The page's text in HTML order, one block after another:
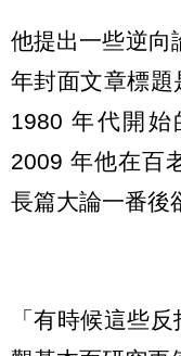
他提出一些逆向
年封面文章標題
1980 年代開始
2009 年他在百
長篇大論一番後
「有時候這些